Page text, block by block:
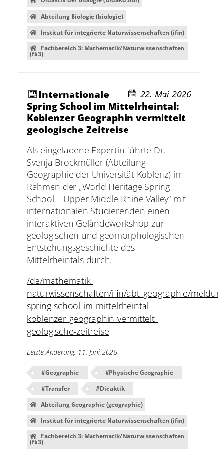
Abteilung Biologie (biologie)
Institut für integrierte Naturwissenschaften (ifin)
Fachbereich 3: Mathematik/Naturwissenschaften
(fb3)
22. Mai 2026
Internationale
Spring School im Mittelrheintal:
Koblenzer Geographin vermittelt
geologische Zeitreise
Als eingeladene Expertin führte Dr.
Svenja Brockmüller (Abteilung
Geographie der Universität Koblenz) im
Rahmen der „World Heritage Spring
School – Upper Middle Rhine Valley“ mit
internationalen Studierenden einen
interaktiven Geländeworkshop zur
geologischen und geomorphologischen
Entstehungsgeschichte des
Mittelrheintals durch.
/de/mathematik-
naturwissenschaften/ifin/abt_geographie/
spring-school-im-mittelrheintal-
koblenzer-geographin-vermittelt-
geologische-zeitreise
Letzte Änderung: 11. Juni 2026
#Geographie #Physische Geographie
#Transfer #Didaktik
Abteilung Geographie (geographie)
Institut für integrierte Naturwissenschaften (ifin)
Fachbereich 3: Mathematik/Naturwissenschaften
(fb3)